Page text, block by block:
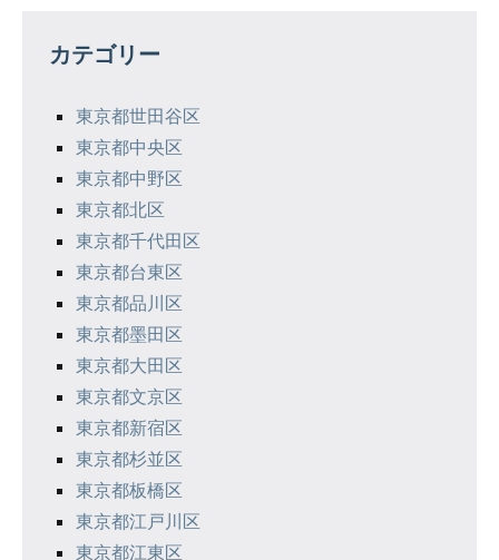
ー
カテゴリー
東京都世田谷区
東京都中央区
東京都中野区
東京都北区
東京都千代田区
東京都台東区
東京都品川区
東京都墨田区
東京都大田区
東京都文京区
東京都新宿区
東京都杉並区
東京都板橋区
東京都江戸川区
東京都江東区